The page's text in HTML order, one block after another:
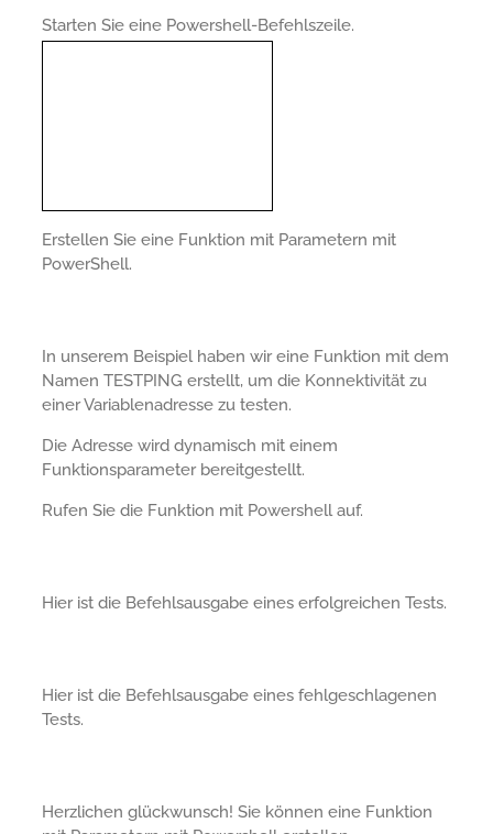
Starten Sie eine Powershell-Befehlszeile.
Erstellen Sie eine Funktion mit Parametern mit
PowerShell.
In unserem Beispiel haben wir eine Funktion mit dem
Namen TESTPING erstellt, um die Konnektivität zu
einer Variablenadresse zu testen.
Die Adresse wird dynamisch mit einem
Funktionsparameter bereitgestellt.
Rufen Sie die Funktion mit Powershell auf.
Hier ist die Befehlsausgabe eines erfolgreichen Tests.
Hier ist die Befehlsausgabe eines fehlgeschlagenen
Tests.
Herzlichen glückwunsch! Sie können eine Funktion